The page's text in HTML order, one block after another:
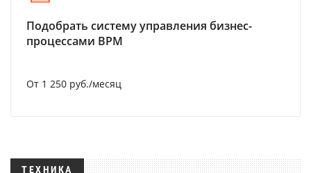
Подобрать систему управления бизнес-
процессами BPM
От 1 250 руб./месяц
ТЕХНИКА